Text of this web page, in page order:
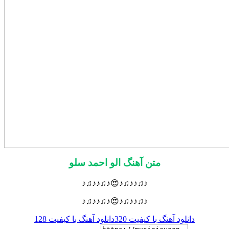
متن آهنگ الو احمد سلو
♪♫♪♪♫♪😍♪♫♪♪♫♪
♪♫♪♪♫♪😍♪♫♪♪♫♪
دانلود آهنگ با کیفیت 320 دانلود آهنگ با کیفیت 128